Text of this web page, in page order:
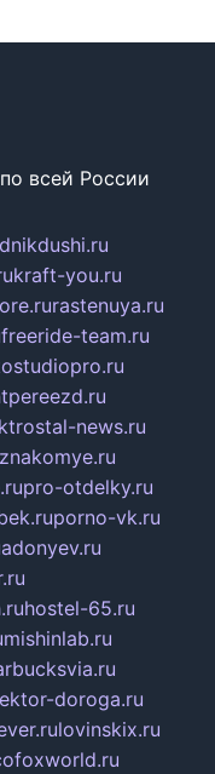
всей России
kraft-you.ru
rastenuya.ru
freeride-team.ru
news.ru
pro-otdelky.ru
porno-vk.ru
adonyev.ru
hostel-65.ru
mishinlab.ru
doroga.ru
lovinskix.ru